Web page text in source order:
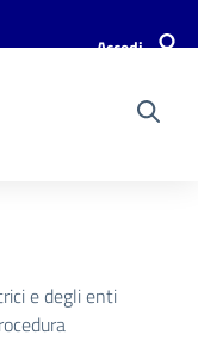
Accedi
e degli enti